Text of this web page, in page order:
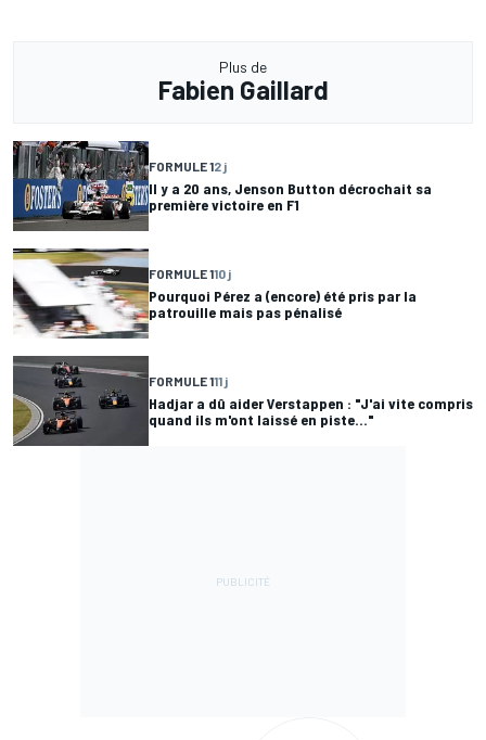
Plus de
Fabien Gaillard
FORMULE 12 j
Il y a 20 ans, Jenson Button décrochait sa
première victoire en F1
FORMULE 110 j
Pourquoi Pérez a (encore) été pris par la
patrouille mais pas pénalisé
FORMULE 111 j
Hadjar a dû aider Verstappen : "J'ai vite compris
quand ils m'ont laissé en piste..."